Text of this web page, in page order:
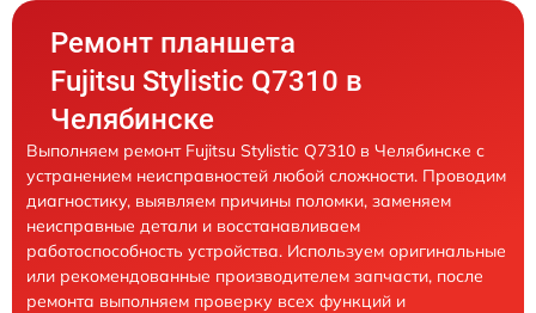
Ремонт планшета
Fujitsu Stylistic Q7310 в
Челябинске
Выполняем ремонт Fujitsu Stylistic Q7310 в Челябинске с
устранением неисправностей любой сложности. Проводим
диагностику, выявляем причины поломки, заменяем
неисправные детали и восстанавливаем
работоспособность устройства. Используем оригинальные
или рекомендованные производителем запчасти, после
ремонта выполняем проверку всех функций и